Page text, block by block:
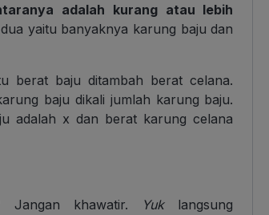
adalah kurang atau lebih
yaitu banyaknya karung baju dan
berat baju ditambah berat celana.
baju dikali jumlah karung baju.
adalah x dan berat karung celana
Jangan khawatir. Yuk
langsung